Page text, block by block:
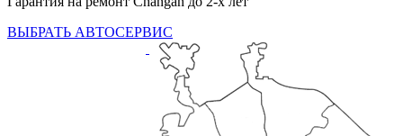
ВЫБРАТЬ АВТОСЕРВИС